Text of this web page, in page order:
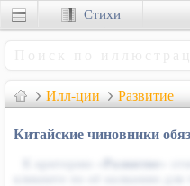
Илл-ции Развитие
Китайские чиновники
Развитие
Стихи